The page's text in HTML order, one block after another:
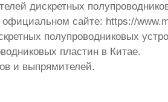
дискретных
сайте: https://
полупроводниковых
пластин в Китае.
и выпрямителей.